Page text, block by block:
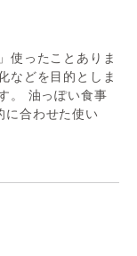
使ったことありま
などを目的としま
。 油っぽい食事
に合わせた使い